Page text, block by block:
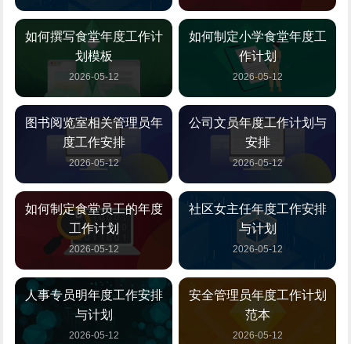
如何撰写食堂年度工作计
划模板
2026-05-12
如何制定小学食堂年度工
作计划
2026-05-12
图书阅览室相关管理员年
度工作安排
2026-05-12
公司文员年度工作计划与
安排
2026-05-12
如何制定食堂员工的年度
工作计划
2026-05-12
社区女主任年度工作安排
与计划
2026-05-12
人事专员明年度工作安排
与计划
2026-05-12
安全管理员年度工作计划
范本
2026-05-12